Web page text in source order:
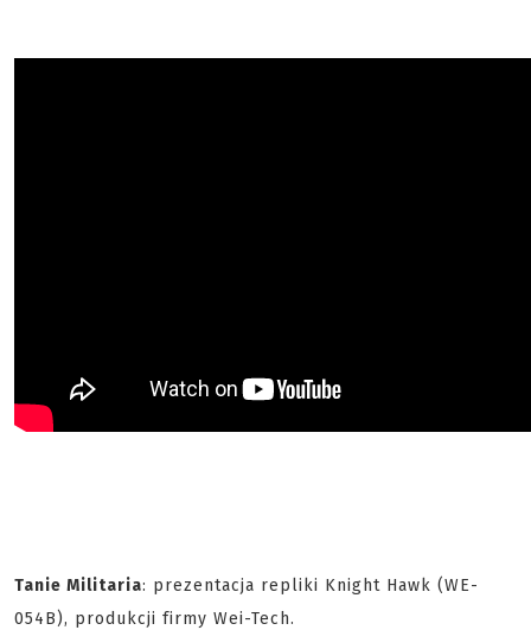
Tanie Militaria: prezentacja repliki Knight Hawk (WE-
054B), produkcji firmy Wei-Tech.